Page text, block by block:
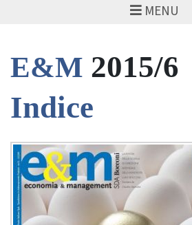
MENU
E&M 2015/6
Indice